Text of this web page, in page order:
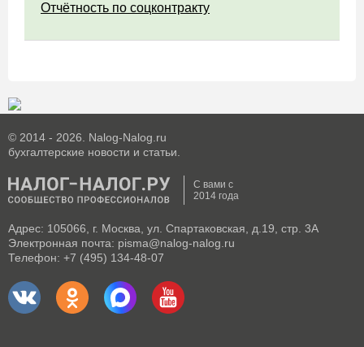
Отчётность по соцконтракту
© 2014 - 2026. Nalog-Nalog.ru
бухгалтерские новости и статьи.
С вами с
2014 года
Адрес: 105066, г. Москва, ул. Спартаковская, д.19, стр. 3А
Электронная почта: pisma@nalog-nalog.ru
Телефон: +7 (495) 134-48-07